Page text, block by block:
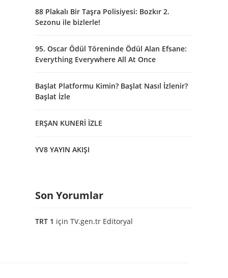
88 Plakalı Bir Taşra Polisiyesi: Bozkır 2.
Sezonu ile bizlerle!
95. Oscar Ödül Töreninde Ödül Alan Efsane:
Everything Everywhere All At Once
Başlat Platformu Kimin? Başlat Nasıl İzlenir?
Başlat İzle
ERŞAN KUNERİ İZLE
YV8 YAYIN AKIŞI
Son Yorumlar
TRT 1 için TV.gen.tr Editoryal